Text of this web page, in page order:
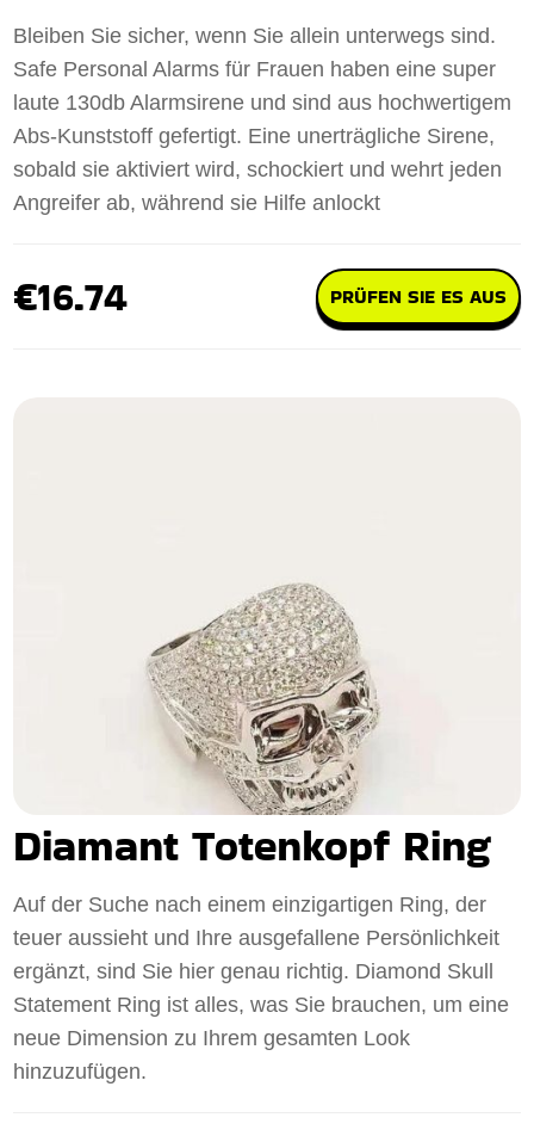
Bleiben Sie sicher, wenn Sie allein unterwegs sind.
Safe Personal Alarms für Frauen haben eine super
laute 130db Alarmsirene und sind aus hochwertigem
Abs-Kunststoff gefertigt. Eine unerträgliche Sirene,
sobald sie aktiviert wird, schockiert und wehrt jeden
Angreifer ab, während sie Hilfe anlockt
€16.74 PRÜFEN SIE ES AUS
Diamant Totenkopf Ring
Auf der Suche nach einem einzigartigen Ring, der
teuer aussieht und Ihre ausgefallene Persönlichkeit
ergänzt, sind Sie hier genau richtig. Diamond Skull
Statement Ring ist alles, was Sie brauchen, um eine
neue Dimension zu Ihrem gesamten Look
hinzuzufügen.